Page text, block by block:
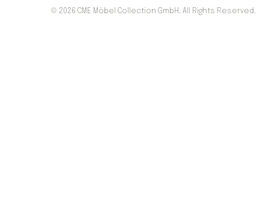
© 2026 CME Möbel Collection GmbH. All Rights Reserved.